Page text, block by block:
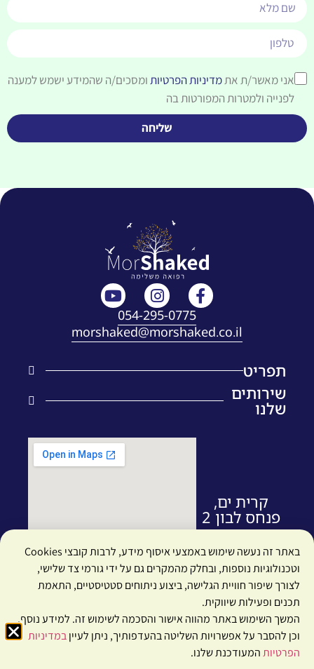
אני מאשר/ת אתמדיניות הפרטיותומסכים/ה שהמידע ישמש למענה
לפנייה ולמטרות המפורטות בה
שליחה
054-295-0775
morshaked@morshaked.co.il
תפריט
ראשי
הסיפור שלנו
תנאי שימוש
הצהרת נגישות
מדיניות פרטיות
שירותים
שלנו
אלקטרו תרפיה
צמחי מרפא סיניים
דיקור מערבי
דיקור סיני
עיסוי לספורטאים
קרית ים,
פנחס לבון 2
Designed & built with by moodweb
© כל הזכויות שמורות למור שקד
באתר זה נעשה שימוש באמצעי איסוף מידע, לרבות קובצי Cookies
וטכנולוגיות נוספות, ובחלק מהמקרים גם על ידי גורמי צד שלישי,
לצורך שיפור חוויית הגלישה, ביצוע ניתוחים סטטיסטיים, התאמת
תכנים ופעילות שיווקית.
המשך השימוש באתר מהווה אישור והסכמה לשימוש זה. למידע נוסף,
וכן להסבר על אפשרויות השליטה בהעדפותיך, ניתן לעייןבמדיניות
הפרטיותהמעודכנת שלנו.